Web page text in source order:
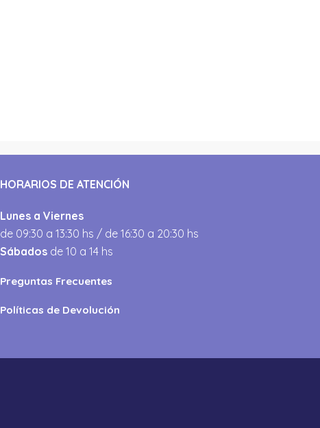
HORARIOS DE ATENCIÓN
Lunes a Viernes
de 09:30 a 13:30 hs / de 16:30 a 20:30 hs
Sábados de 10 a 14 hs
Preguntas Frecuentes
Políticas de Devolución